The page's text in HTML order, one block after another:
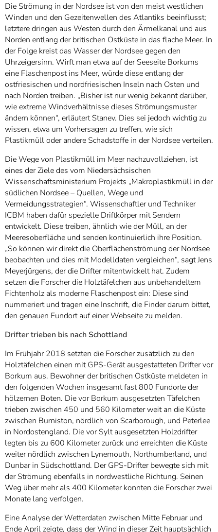
Die Strömung in der Nordsee ist von den meist westlichen
Winden und den Gezeitenwellen des Atlantiks beeinflusst;
letztere dringen aus Westen durch den Ärmelkanal und aus
Norden entlang der britischen Ostküste in das flache Meer. In
der Folge kreist das Wasser der Nordsee gegen den
Uhrzeigersinn. Wirft man etwa auf der Seeseite Borkums
eine Flaschenpost ins Meer, würde diese entlang der
ostfriesischen und nordfriesischen Inseln nach Osten und
nach Norden treiben. „Bisher ist nur wenig bekannt darüber,
wie extreme Windverhältnisse dieses Strömungsmuster
ändern können“, erläutert Stanev. Dies sei jedoch wichtig zu
wissen, etwa um Vorhersagen zu treffen, wie sich
Plastikmüll oder andere Schadstoffe in der Nordsee verteilen.
Die Wege von Plastikmüll im Meer nachzuvollziehen, ist
eines der Ziele des vom Niedersächsischen
Wissenschaftsministerium Projekts „Makroplastikmüll in der
südlichen Nordsee – Quellen, Wege und
Vermeidungsstrategien“. Wissenschaftler und Techniker
ICBM haben dafür spezielle Driftkörper mit Sendern
entwickelt. Diese treiben, ähnlich wie der Müll, an der
Meeresoberfläche und senden kontinuierlich ihre Position.
„So können wir direkt die Oberflächenströmung der Nordsee
beobachten und dies mit Modelldaten vergleichen“, sagt Jens
Meyerjürgens, der die Drifter mitentwickelt hat. Zudem
setzen die Forscher die Holztäfelchen aus unbehandeltem
Fichtenholz als moderne Flaschenpost ein: Diese sind
nummeriert und tragen eine Inschrift, die Finder darum bittet,
den genauen Fundort auf einer Webseite zu melden.
Drifter trieben bis nach Schottland
Im Frühjahr 2018 setzten die Forscher zusätzlich zu den
Holztäfelchen einen mit GPS-Gerät ausgestatteten Drifter vor
Borkum aus. Bewohner der britischen Ostküste meldeten in
den folgenden Wochen insgesamt fast 800 Fundorte der
hölzernen Boten. Die vor Borkum ausgesetzten Täfelchen
trieben zwischen 450 und 560 Kilometer weit an die Küste
zwischen Burniston, nördlich von Scarborough, und Peterlee
in Nordostengland. Die vor Sylt ausgesetzten Holzdrifter
legten bis zu 600 Kilometer zurück und erreichten die Küste
weiter nördlich zwischen Lynemouth, Northumberland, und
Dunbar in Südschottland. Der GPS-Drifter bewegte sich mit
der Strömung ebenfalls in nordwestliche Richtung. Seinen
Weg über mehr als 400 Kilometer konnten die Forscher zwei
Monate lang verfolgen.
Eine Analyse der Wetterdaten zwischen Mitte Februar und
Ende April zeigte, dass der Wind in dieser Zeit hauptsächlich